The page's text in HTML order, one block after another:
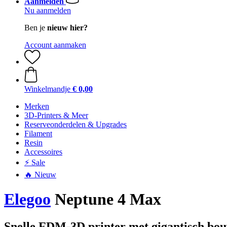
Nu aanmelden
Ben je nieuw hier?
Account aanmaken
Winkelmandje € 0,00
Merken
3D-Printers & Meer
Reserveonderdelen & Upgrades
Filament
Resin
Accessoires
⚡ Sale
🔥 Nieuw
Elegoo Neptune 4 Max